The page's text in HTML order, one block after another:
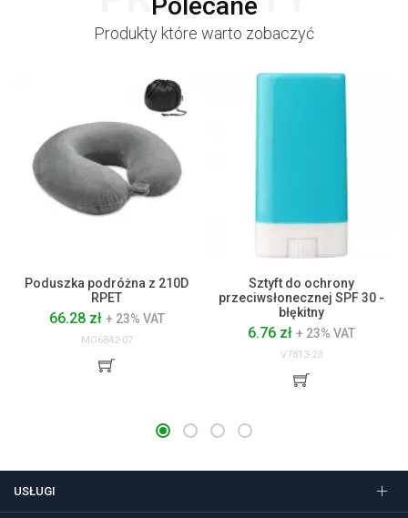
Produkty które warto zobaczyć
Poduszka podróżna z 210D
RPET
66.28 zł + 23% VAT
MO6842-07
Sztyft do ochrony
przeciwsłonecznej SPF 30 -
błękitny
6.76 zł + 23% VAT
V7813-23
USŁUGI